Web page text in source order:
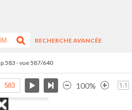
RECHERCHE AVANCÉE
p.583 - vue 587/640
100%